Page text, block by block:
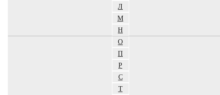
Л
М
Н
О
П
Р
С
Т